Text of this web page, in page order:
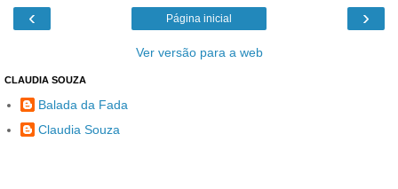
‹ ›
Página inicial
Ver versão para a web
CLAUDIA SOUZA
Balada da Fada
Claudia Souza